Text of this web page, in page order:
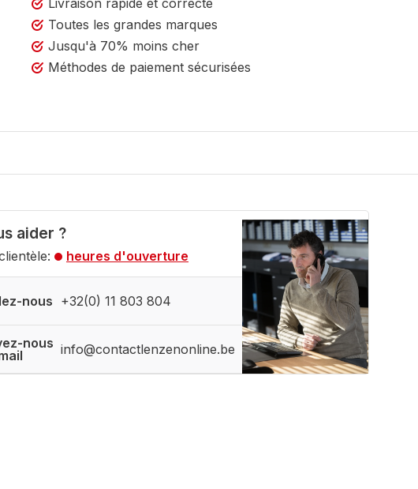
Livraison rapide et correcte
Toutes les grandes marques
Jusqu'à 70% moins cher
Méthodes de paiement sécurisées
aider ?
heures d'ouverture
nous +32(0) 11 803 804
nous info@contactlenzenonline.be